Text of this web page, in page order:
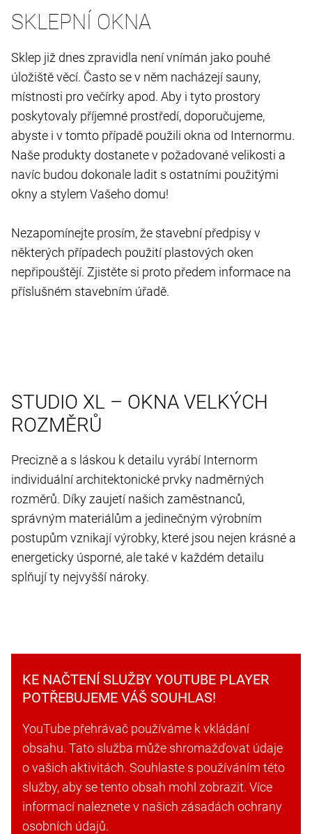
SKLEPNÍ OKNA
Sklep již dnes zpravidla není vnímán jako pouhé
úložiště věcí. Často se v něm nacházejí sauny,
místnosti pro večírky apod. Aby i tyto prostory
poskytovaly příjemné prostředí, doporučujeme,
abyste i v tomto případě použili okna od Internormu.
Naše produkty dostanete v požadované velikosti a
navíc budou dokonale ladit s ostatními použitými
okny a stylem Vašeho domu!
Nezapomínejte prosím, že stavební předpisy v
některých případech použití plastových oken
nepřipouštějí. Zjistěte si proto předem informace na
příslušném stavebním úřadě.
STUDIO XL – OKNA VELKÝCH
ROZMĚRŮ
Precizně a s láskou k detailu vyrábí Internorm
individuální architektonické prvky nadměrných
rozměrů. Díky zaujetí našich zaměstnanců,
správným materiálům a jedinečným výrobním
postupům vznikají výrobky, které jsou nejen krásné a
energeticky úsporné, ale také v každém detailu
splňují ty nejvyšší nároky.
KE NAČTENÍ SLUŽBY YOUTUBE PLAYER
POTŘEBUJEME VÁŠ SOUHLAS!
YouTube přehrávač používáme k vkládání
obsahu. Tato služba může shromažďovat údaje
o vašich aktivitách. Souhlaste s používáním této
služby, aby se tento obsah mohl zobrazit. Více
informací naleznete v našich zásadách ochrany
osobních údajů.